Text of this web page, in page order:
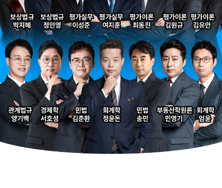
해커스 강의는 타 학원
실무 강의와 달리 문제와
해커스에서 시작했으면
더 빨리 합격하지